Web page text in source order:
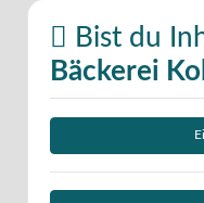
Bist du
Bäckerei